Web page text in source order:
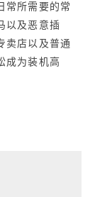
所需要的常
以及恶意插
卖店以及普通
成为装机高